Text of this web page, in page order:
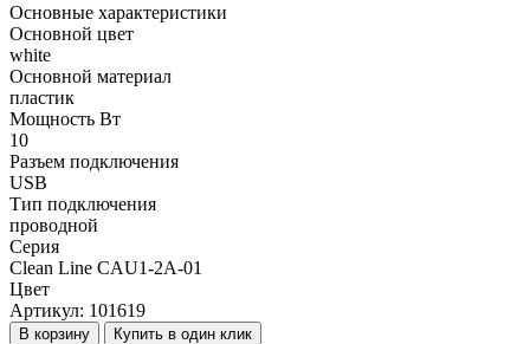
Основные характеристики
Основной цвет
white
Основной материал
пластик
Мощность Вт
10
Разъем подключения
USB
Тип подключения
проводной
Серия
Clean Line CAU1-2A-01
Цвет
Артикул: 101619
В корзину Купить в один клик